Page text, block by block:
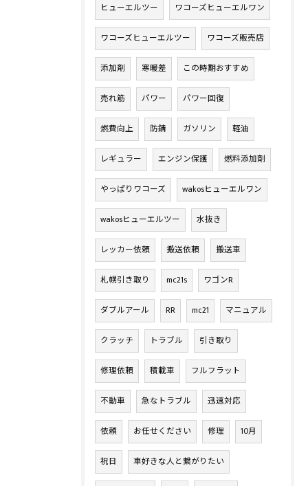
ヒューエルツー ワコーズヒューエルワン
ワコーズヒューエルツー ワコーズ販売店
添加剤 寒暖差 この時期おすすめ
売れ筋 パワー パワー回復
燃費向上 防錆 ガソリン 軽油
レギュラー エンジン保護 燃料添加剤
やっぱりワコーズ wakosヒューエルワン
wakosヒューエルツー 水抜き
レッカー依頼 搬送依頼 搬送車
札幌引き取り mc21s ワゴンR
ダブルアール RR mc21 マニュアル
クラッチ トラブル 引き取り
修理依頼 積載車 フルフラット
不動車 急なトラブル 迅速対応
依頼 お任せください 修理 10月
祝日 車好きな人と繋がりたい